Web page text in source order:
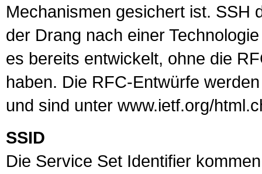
Mechanismen gesichert ist. SSH
der Drang nach einer
es bereits entwickelt, ohne die
haben. Die RFC-Entwürfe
und sind unter www.ietf.org/
SSID
Die Service Set Identifier